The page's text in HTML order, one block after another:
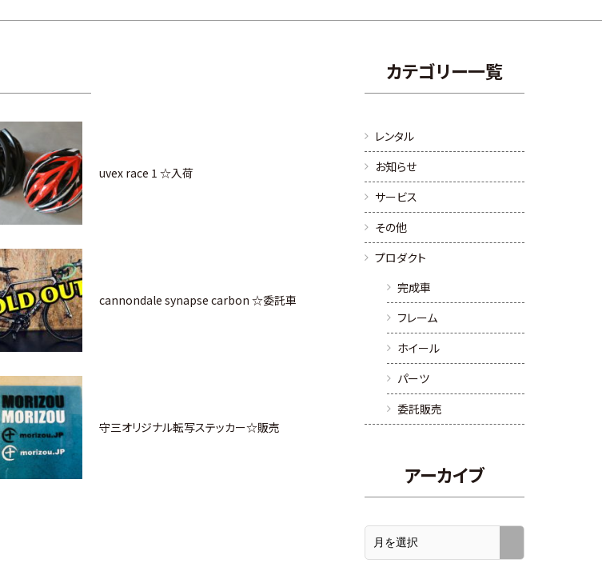
uvex race 1 ☆入荷
cannondale synapse carbon ☆委託車
守三オリジナル転写ステッカー☆販売
カテゴリー一覧
レンタル
お知らせ
サービス
その他
プロダクト
完成車
フレーム
ホイール
パーツ
委託販売
アーカイブ